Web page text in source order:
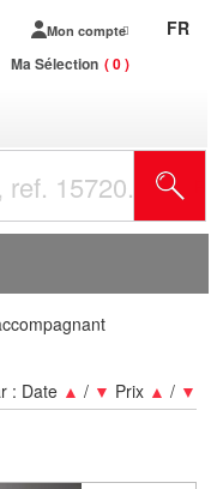
Mon compte
Ma Sélection 0
FR
: Date ▲ / ▼ Prix ▲ / ▼